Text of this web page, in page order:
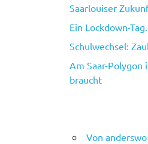
Saarlouiser
Ein Lockdown-
Schulwechsel:
Am Saar-
braucht
Von anderswo